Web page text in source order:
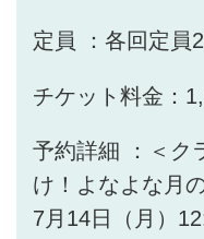
定員 ：各回定員
チケット料金：
予約詳細 ：＜ク
け！よなよな月
7月14日（月）